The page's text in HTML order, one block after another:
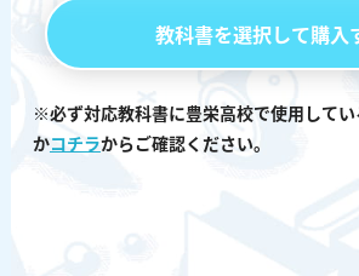
教科書を選択して購入
※必ず対応教科書に豊栄高校で使用して
かコチラからご確認ください。